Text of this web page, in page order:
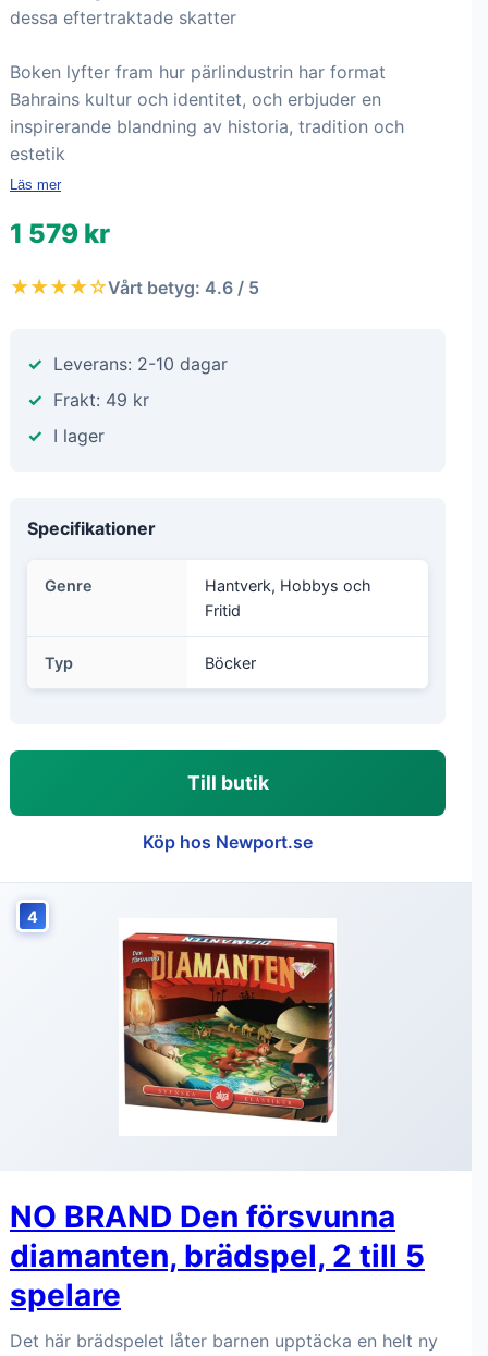
dessa eftertraktade skatter
Boken lyfter fram hur pärlindustrin har format
Bahrains kultur och identitet, och erbjuder en
inspirerande blandning av historia, tradition och
estetik
Läs mer
1 579 kr
★★★★☆Vårt betyg: 4.6 / 5
Leverans: 2-10 dagar
Frakt: 49 kr
I lager
Specifikationer
Genre
Hantverk, Hobbys och
Fritid
Typ Böcker
Till butik
Köp hos Newport.se
4
NO BRAND Den försvunna
diamanten, brädspel, 2 till 5
spelare
Det här brädspelet låter barnen upptäcka en helt ny